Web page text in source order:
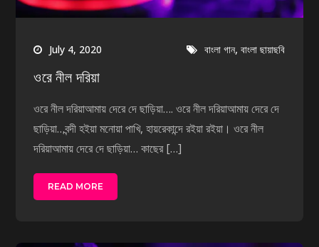
July 4, 2020 বাংলা গান,বাংলা ছায়াছবি
ওরে নীল দরিয়া
ওরে নীল দরিয়াআমায় দেরে দে ছাড়িয়া…. ওরে নীল দরিয়াআমায় দেরে দে
ছাড়িয়া…বন্দী হইয়া মনোয়া পাখি, হায়রেকান্দে রইয়া রইয়া। ওরে নীল
দরিয়াআমায় দেরে দে ছাড়িয়া… কাছের […]
READ MORE